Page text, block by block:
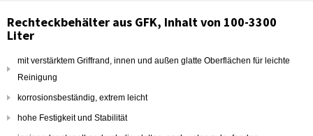
Rechteckbehälter aus GFK, Inhalt von 100-3300
Liter
mit verstärktem Griffrand, innen und außen glatte Oberflächen für leichte
Reinigung
korrosionsbeständig, extrem leicht
hohe Festigkeit und Stabilität